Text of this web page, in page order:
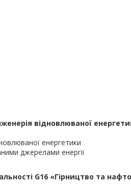
відновлюваної
енергетики
джерелами енергії
G16 «Гірництво та